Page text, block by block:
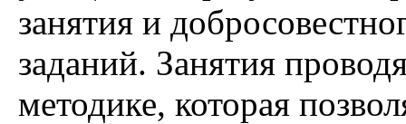
занятия и
заданий. Занятия
методике, которая